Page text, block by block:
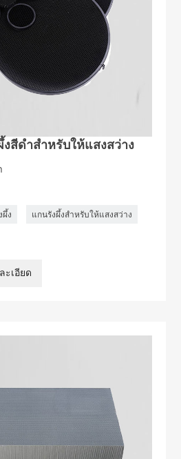
สีดำสำหรับให้แสงสว่าง
ผึ้ง แกนรังผึ้งสำหรับให้แสงสว่าง
ะเอียด